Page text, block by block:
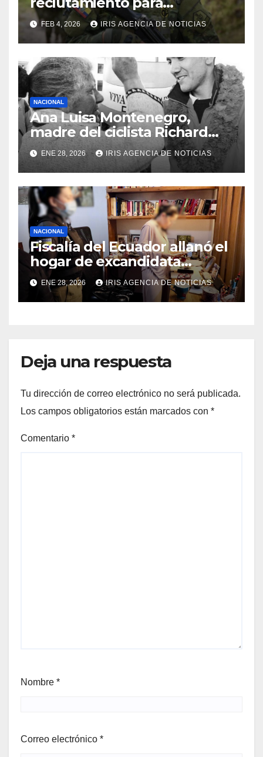
bachilleres a partir de este
viernes 6 de febrero
FEB 4, 2026 IRIS AGENCIA DE NOTICIAS
NACIONAL
Ana Luisa Montenegro,
madre del ciclista Richard
Carapaz falleció en Tulcán, a
los 73 años
ENE 28, 2026 IRIS AGENCIA DE NOTICIAS
NACIONAL
Fiscalía del Ecuador allanó el
hogar de excandidata
presidencial vinculada al
caso Caja Chica
ENE 28, 2026 IRIS AGENCIA DE NOTICIAS
Deja una respuesta
Tu dirección de correo electrónico no será publicada.
Los campos obligatorios están marcados con *
Comentario *
Nombre *
Correo electrónico *